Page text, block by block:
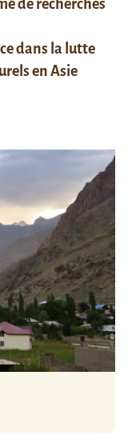
de recherches
dans la lutte
en Asie